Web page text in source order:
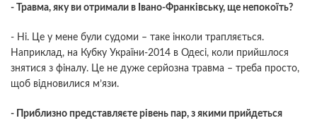
- Травма, яку ви отримали в Івано-Франківську, ще непокоїть?
- Ні. Це у мене були судоми – таке інколи трапляється.
Наприклад, на Кубку України-2014 в Одесі, коли прийшлося
знятися з фіналу. Це не дуже серйозна травма – треба просто,
щоб відновилися м’язи.
- Приблизно представляєте рівень пар, з якими прийдеться